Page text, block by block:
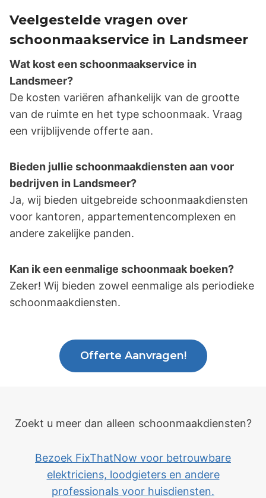
Veelgestelde vragen over
schoonmaakservice in Landsmeer
Wat kost een schoonmaakservice in
Landsmeer?
De kosten variëren afhankelijk van de grootte
van de ruimte en het type schoonmaak. Vraag
een vrijblijvende offerte aan.
Bieden jullie schoonmaakdiensten aan voor
bedrijven in Landsmeer?
Ja, wij bieden uitgebreide schoonmaakdiensten
voor kantoren, appartementencomplexen en
andere zakelijke panden.
Kan ik een eenmalige schoonmaak boeken?
Zeker! Wij bieden zowel eenmalige als periodieke
schoonmaakdiensten.
Offerte Aanvragen!
Zoekt u meer dan alleen schoonmaakdiensten?
Bezoek FixThatNow voor betrouwbare
elektriciens, loodgieters en andere
professionals voor huisdiensten.